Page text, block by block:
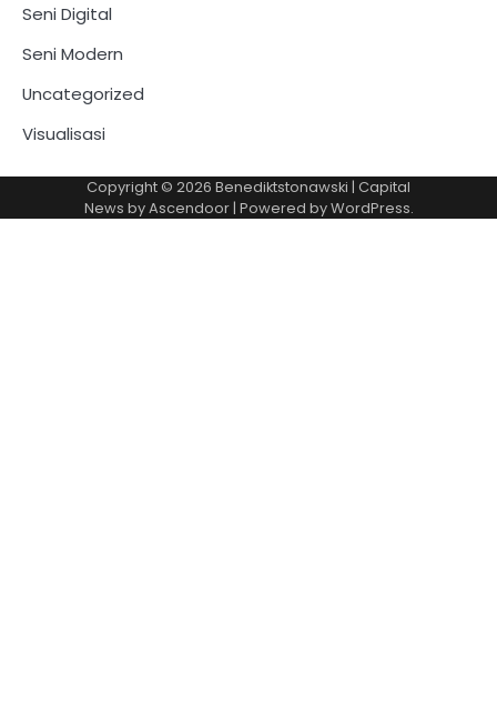
Seni Digital
Seni Modern
Uncategorized
Visualisasi
Copyright © 2026 Benediktstonawski | Capital
News byAscendoor| Powered byWordPress.